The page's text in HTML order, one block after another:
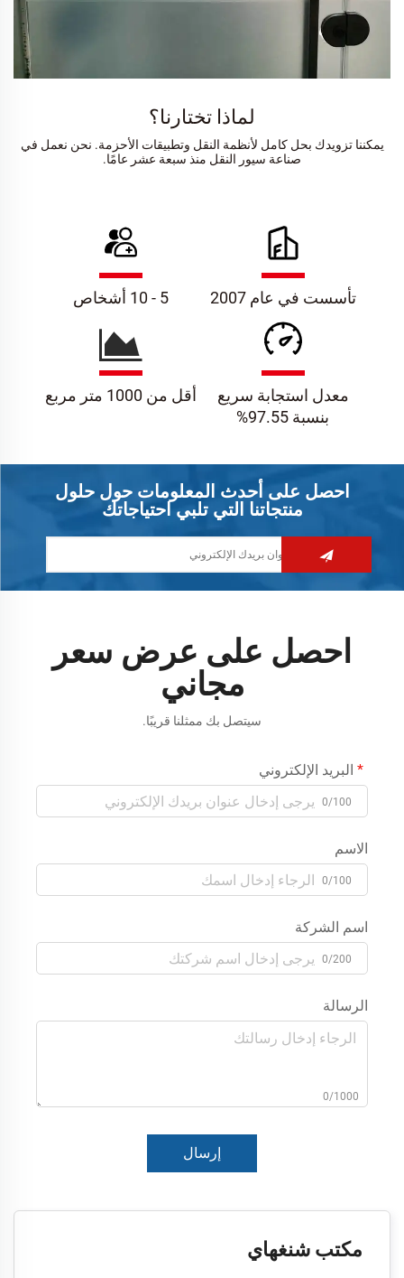
لماذا تختارنا؟
يمكننا تزويدك بحل كامل لأنظمة النقل وتطبيقات الأحزمة. نحن نعمل في
صناعة سيور النقل منذ سبعة عشر عامًا.
تأسست في عام 2007 5 - 10 أشخاص
معدل استجابة سريع
بنسبة 97.55%
أقل من 1000 متر مربع
احصل على أحدث المعلومات حول حلول
منتجاتنا التي تلبي احتياجاتك
احصل على عرض سعر
مجاني
سيتصل بك ممثلنا قريبًا.
البريد الإلكتروني
0/100
الاسم
0/100
اسم الشركة
0/200
الرسالة
0/1000
إرسال
مكتب شنغهاي